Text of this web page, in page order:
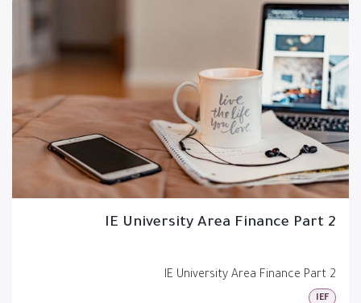
IE University Area Finance Part 2
IE University Area Finance Part 2
IEF